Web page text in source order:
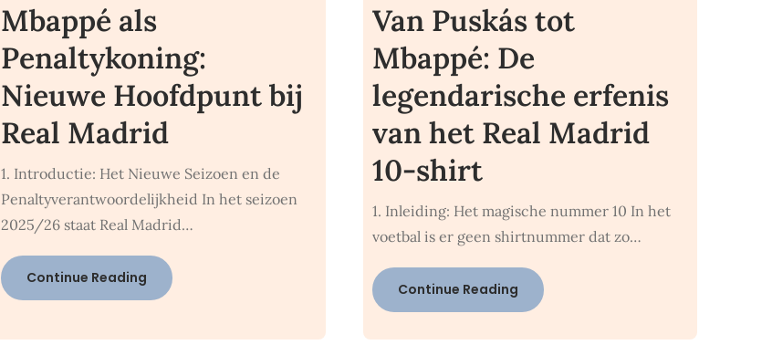
Mbappé als
Penaltykoning:
Nieuwe Hoofdpunt bij
Real Madrid
1. Introductie: Het Nieuwe Seizoen en de
Penaltyverantwoordelijkheid In het seizoen
2025/26 staat Real Madrid…
Continue Reading
Van Puskás tot
Mbappé: De
legendarische erfenis
van het Real Madrid
10-shirt
1. Inleiding: Het magische nummer 10 In het
voetbal is er geen shirtnummer dat zo…
Continue Reading